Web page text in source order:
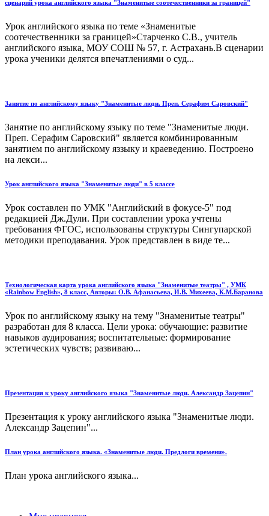
сценарий урока английского языка "Знаменитые соотечественники за границей"
Урок английского языка по теме «Знаменитые
соотечественники за границей»Старченко С.В., учитель
английского языка, МОУ СОШ № 57, г. Астрахань.В сценарии
урока ученики делятся впечатлениями о суд...
Занятие по английскому языку "Знаменитые люди. Преп. Серафим Саровский"
Занятие по английскому языку по теме "Знаменитые люди.
Преп. Серафим Саровский" является комбинированным
занятием по английскому яззыку и краеведению. Построено
на лекси...
Урок английского языка "Знаменитые люди" в 5 классе
Урок составлен по УМК "Английский в фокусе-5" под
редакцией Дж.Дули. При составлении урока учтены
требования ФГОС, использованы структуры Сингупарской
методики преподавания. Урок представлен в виде те...
Технологическая карта урока английского языка "Знаменитые театры" , УМК
«Rainbow English», 8 класс, Авторы: О.В. Афанасьева, И.В. Михеева, К.М.Баранова
Урок по английскому языку на тему "Знаменитые театры"
разработан для 8 класса. Цели урока: обучающие: развитие
навыков аудирования; воспитательные: формирование
эстетических чувств; развиваю...
Презентация к уроку английского языка "Знаменитые люди. Александр Зацепин"
Презентация к уроку английского языка "Знаменитые люди.
Александр Зацепин"...
План урока английского языка. «Знаменитые люди. Предлоги времени».
План урока английского языка...